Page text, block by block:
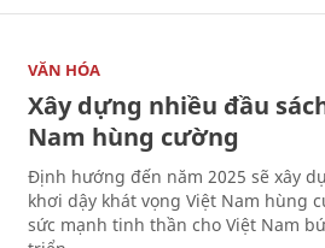
VĂN HÓA
Xây dựng nhiều đầu
Nam hùng cường
Định hướng đến năm 2025 sẽ xây
khơi dậy khát vọng Việt Nam hùng
sức mạnh tinh thần cho Việt Nam